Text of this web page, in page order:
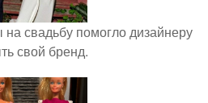
свадьбу помогло дизайнеру
свой бренд.